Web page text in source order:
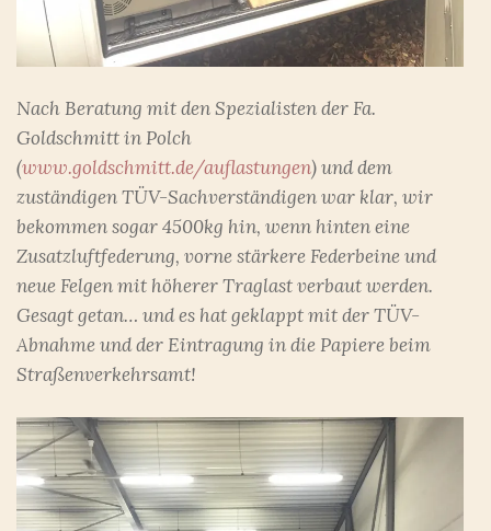
Nach Beratung mit den Spezialisten der Fa.
Goldschmitt in Polch
(www.goldschmitt.de/auflastungen) und dem
zuständigen TÜV-Sachverständigen war klar, wir
bekommen sogar 4500kg hin, wenn hinten eine
Zusatzluftfederung, vorne stärkere Federbeine und
neue Felgen mit höherer Traglast verbaut werden.
Gesagt getan… und es hat geklappt mit der TÜV-
Abnahme und der Eintragung in die Papiere beim
Straßenverkehrsamt!